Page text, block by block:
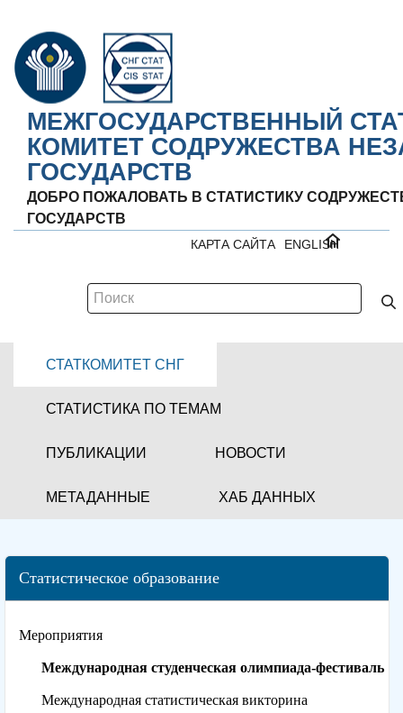
МЕЖГОСУДАРСТВЕННЫЙ
КОМИТЕТ СОДРУЖЕСТВА
ГОСУДАРСТВ
ДОБРО ПОЖАЛОВАТЬ В СТАТИСТИКУ
ГОСУДАРСТВ
ENGLISH
КАРТА САЙТА
СТАТКОМИТЕТ СНГ
СТАТИСТИКА ПО ТЕМАМ
ПУБЛИКАЦИИ НОВОСТИ
МЕТАДАННЫЕ ХАБ ДАННЫХ
Статистическое образование
Мероприятия
Международная студенческая олимпиада-фестиваль
Международная статистическая викторина